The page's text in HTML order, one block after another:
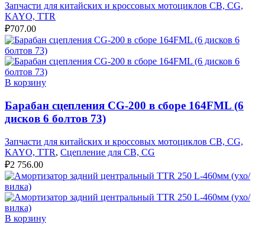
Запчасти для китайских и кроссовых мотоциклов CB, CG,
KAYO, TTR
₽707.00
В корзину
Барабан сцепления CG-200 в сборе 164FML (6
дисков 6 болтов 73)
Запчасти для китайских и кроссовых мотоциклов CB, CG,
KAYO, TTR, Сцепление для CB, CG
₽2 756.00
В корзину